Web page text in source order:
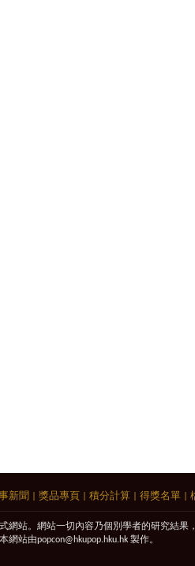
新聞 獎品專頁 積分計算 得獎名單
網站。網站一切內容乃個別學者的研究結
網站由popcon@hkupop.hku.hk 製作。